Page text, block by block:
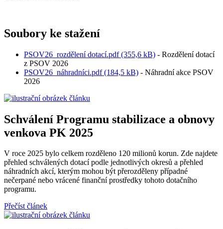
Soubory ke stažení
PSOV26_rozdělení dotací.pdf (355,6 kB) - Rozdělení dotací
z PSOV 2026
PSOV26_náhradníci.pdf (184,5 kB) - Náhradní akce PSOV
2026
Schválení Programu stabilizace a obnovy
venkova PK 2025
V roce 2025 bylo celkem rozděleno 120 milionů korun. Zde najdete
přehled schválených dotací podle jednotlivých okresů a přehled
náhradních akcí, kterým mohou být přerozděleny případné
nečerpané nebo vrácené finanční prostředky tohoto dotačního
programu.
Přečíst článek